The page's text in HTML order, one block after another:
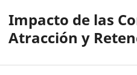
Impacto de las
Atracción y